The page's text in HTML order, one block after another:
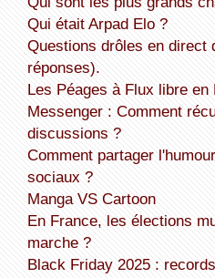
Qui était Arpad Elo ?
Questions drôles en direct de Facebook (avec les
réponses).
Les Péages à Flux libre en
Messenger : Comment récupérer et lire toutes les
discussions ?
Comment partager l'humour sur les réseaux
sociaux ?
Manga VS Cartoon
En France, les élections municipales : comment ça
marche ?
Black Friday 2025 : records de ventes, chaos de